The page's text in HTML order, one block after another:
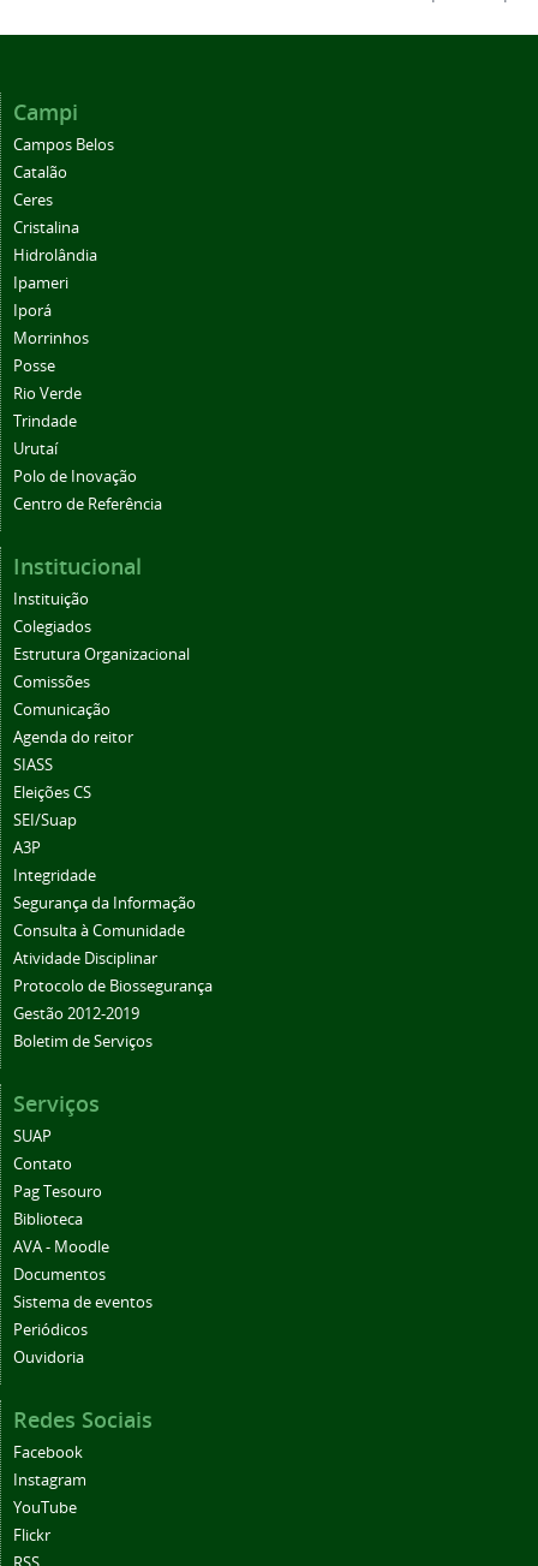
Campi
Campos Belos
Catalão
Ceres
Cristalina
Hidrolândia
Ipameri
Iporá
Morrinhos
Posse
Rio Verde
Trindade
Urutaí
Polo de Inovação
Centro de Referência
Institucional
Instituição
Colegiados
Estrutura Organizacional
Comissões
Comunicação
Agenda do reitor
SIASS
Eleições CS
SEI/Suap
A3P
Integridade
Segurança da Informação
Consulta à Comunidade
Atividade Disciplinar
Protocolo de Biossegurança
Gestão 2012-2019
Boletim de Serviços
Serviços
SUAP
Contato
Pag Tesouro
Biblioteca
AVA - Moodle
Documentos
Sistema de eventos
Periódicos
Ouvidoria
Redes Sociais
Facebook
Instagram
YouTube
Flickr